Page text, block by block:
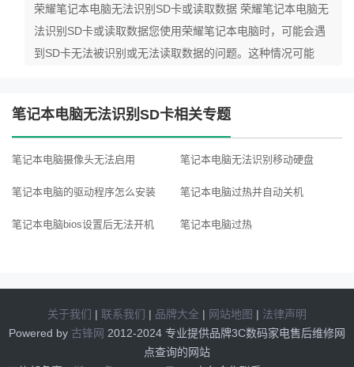
荣耀笔记本电脑无法识别SD卡或读取数据 荣耀笔记本电脑无
法识别SD卡或读取数据您使用荣耀笔记本电脑时，可能会遇
到SD卡无法被识别或无法读取数据的问题。这种情况可能
笔记本电脑无法识别SD卡相关专题
笔记本电脑摄像头无法启用 笔记本电脑无法识别移动硬盘
笔记本电脑的驱动程序怎么安装 笔记本电脑过热并自动关机
笔记本电脑bios设置后无法开机 笔记本电脑过热
笔记本电脑怎么进入bios设置界面 笔记本电脑无法识别指纹
笔记本电脑触摸板不工作 笔记本电脑时间不能自动更新
笔记本电脑音量调节按钮失效 笔记本电脑无法读取或写入光盘
关于我们 | 联系我们 | 品牌大全| 网站地图 | 法律声明
Powered by 古锋网 2012-2024 专业提供品牌3C数码家电售后维修网
点查询的网站